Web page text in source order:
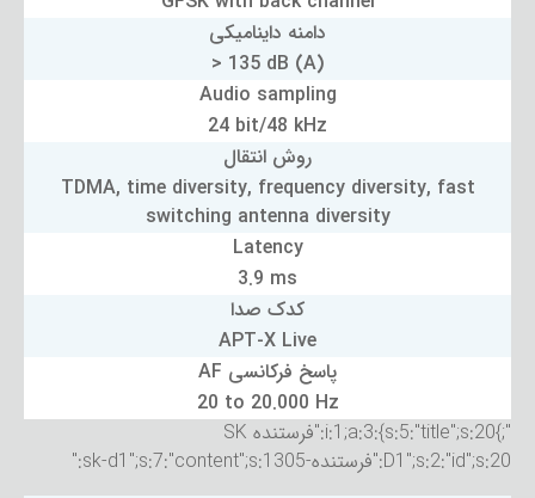
دامنه داینامیکی
> 135 dB (A)
Audio sampling
24 bit/48 kHz
روش انتقال
TDMA, time diversity, frequency diversity, fast
switching antenna diversity
Latency
3.9 ms
کدک صدا
APT-X Live
پاسخ فرکانسی AF
20 to 20.000 Hz
";}i:1;a:3:{s:5:"title";s:20:"فرستنده SK
D1";s:2:"id";s:20:"فرستنده-sk-d1";s:7:"content";s:1305:"